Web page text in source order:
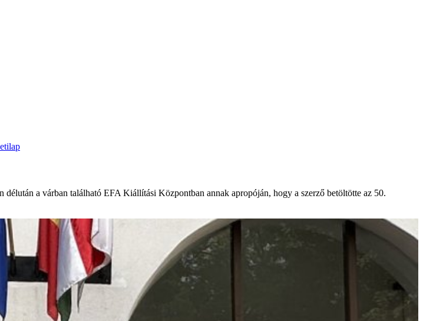
a várban található EFA Kiállítási Központban annak apropóján, hogy a szerző betöltötte az 50.